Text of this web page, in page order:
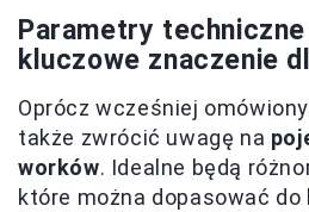
Parametry
kluczowe znaczenie
Oprócz wcześniej
także zwrócić uwagę na
worków. Idealne będą
które można dopasować